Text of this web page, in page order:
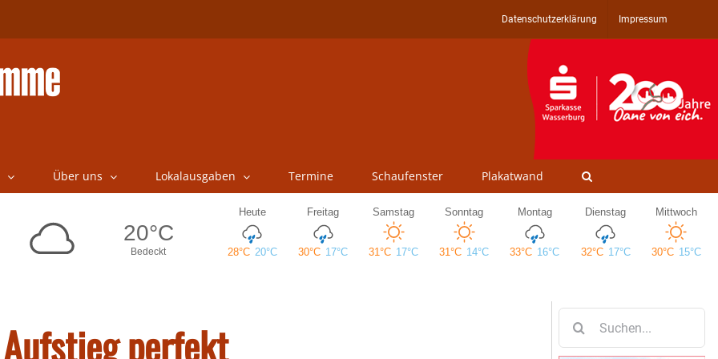
Datenschutzerklärung Impressum
Über uns Lokalausgaben Termine Schaufenster Plakatwand
perfekt
nach: